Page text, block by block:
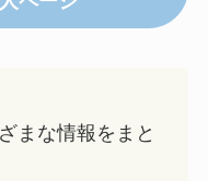
まな情報をまと